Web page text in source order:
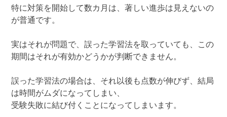
特に対策を開始して数カ月は、著しい進歩は見えないの
が普通です。
実はそれが問題で、誤った学習法を取っていても、この
期間はそれが有効かどうかが判断できません。
誤った学習法の場合は、それ以後も点数が伸びず、結局
は時間がムダになってしまい、
受験失敗に結び付くことになってしまいます。